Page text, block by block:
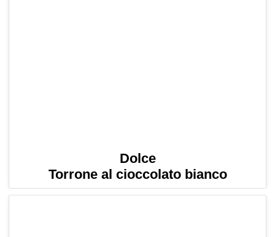
Dolce
Torrone al cioccolato bianco